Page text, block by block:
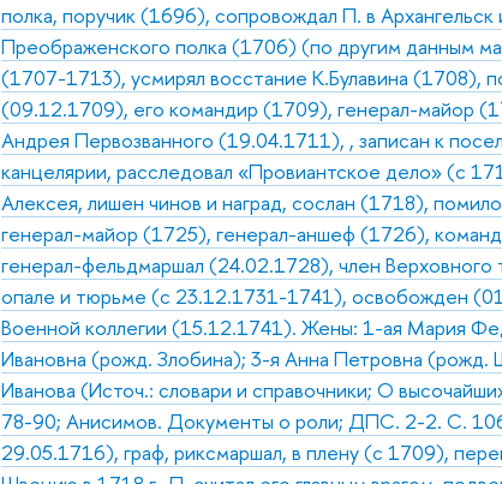
полка, поручик (1696), сопровождал П. в
Преображенского полка (1706) (по другим данным
(1707-1713), усмирял восстание К.Булавина (1708),
(09.12.1709), его командир (1709), генерал-майор
Андрея Первозванного (19.04.1711), , записан к
канцелярии, расследовал «Провиантское дело» (с
Алексея, лишен чинов и наград, сослан (1718),
генерал-майор (1725), генерал-аншеф (1726),
генерал-фельдмаршал (24.02.1728), член
опале и тюрьме (с 23.12.1731-1741), освобожден
Военной коллегии (15.12.1741). Жены: 1-ая Мария
Ивановна (рожд. Злобина); 3-я Анна Петровна
Иванова (Источ.: словари и справочники; О
78-90; Анисимов. Документы о роли; ДПС. 2-2. С.
29.05.1716), граф, риксмаршал, в плену (с 1709),